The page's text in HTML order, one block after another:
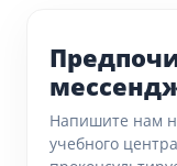
Напишите нам
учебного